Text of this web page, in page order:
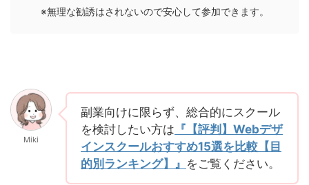
※無理な勧誘はされないので安心して参加できます。
Miki
副業向けに限らず、総合的にスクール
を検討したい方は 『【評判】Webデザ
インスクールおすすめ15選を比較【目
的別ランキング】』 をご覧ください。